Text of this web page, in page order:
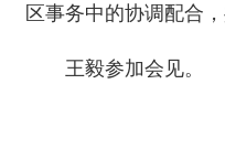
区事务中的协调配合
王毅参加会见。